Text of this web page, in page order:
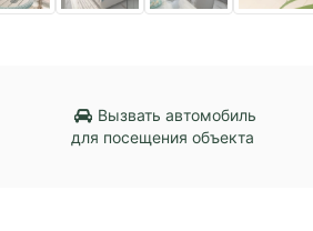
Вызвать автомобиль
для посещения объекта